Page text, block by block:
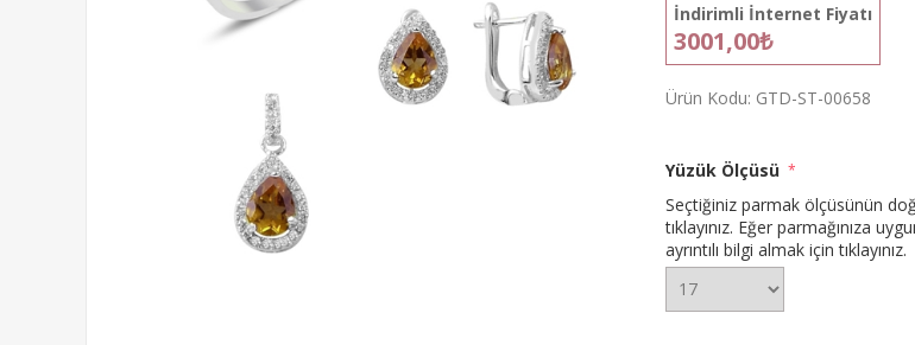
İndirimli İnternet Fiyatı
3001,00₺
Ürün Kodu: GTD-ST-00658
Yüzük Ölçüsü *
Seçtiğiniz parmak ölçüsünün
tıklayınız. Eğer parmağınıza
ayrıntılı bilgi almak için tıklayınız.